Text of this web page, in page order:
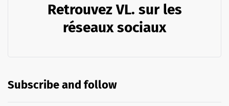
Retrouvez VL. sur les
réseaux sociaux
Subscribe and follow